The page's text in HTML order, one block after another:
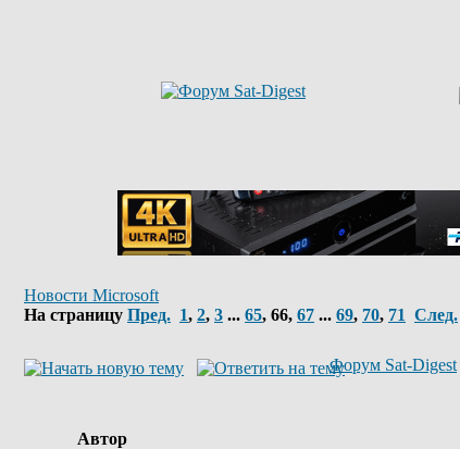
Новости Microsoft
На страницу Пред. 1, 2, 3 ... 65, 66, 67 ... 69, 70, 71 След.
Форум Sat-Digest
Автор